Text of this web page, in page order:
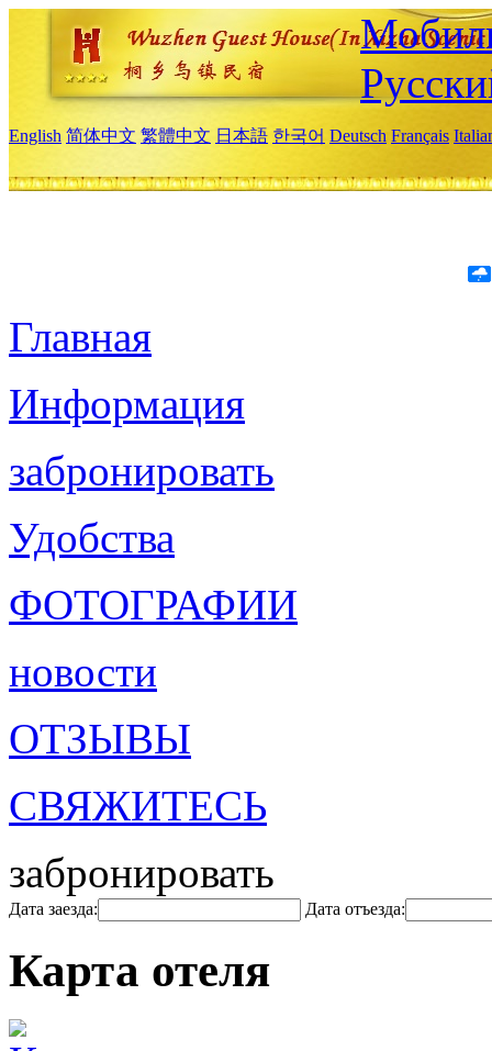
English 简体中文 繁體中文 日本語 한국어 Deutsch Français
Главная
Информация
забронировать
Удобства
ФОТОГРАФИИ
новости
ОТЗЫВЫ
СВЯЖИТЕСЬ
забронировать
Дата заезда: Дата отъезда:
Карта отеля